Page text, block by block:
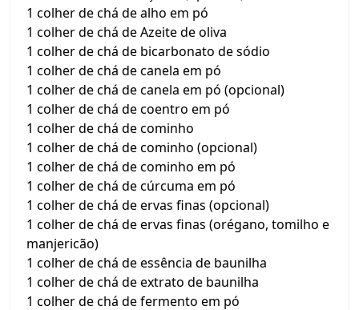
1 colher de chá de alho em pó
1 colher de chá de Azeite de oliva
1 colher de chá de bicarbonato de sódio
1 colher de chá de canela em pó
1 colher de chá de canela em pó (opcional)
1 colher de chá de coentro em pó
1 colher de chá de cominho
1 colher de chá de cominho (opcional)
1 colher de chá de cominho em pó
1 colher de chá de cúrcuma em pó
1 colher de chá de ervas finas (opcional)
1 colher de chá de ervas finas (orégano, tomilho e
manjericão)
1 colher de chá de essência de baunilha
1 colher de chá de extrato de baunilha
1 colher de chá de fermento em pó